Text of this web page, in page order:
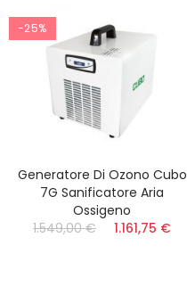
-25%
Generatore Di Ozono Cubo
7G Sanificatore Aria
Ossigeno
1.549,00 €
1.161,75 €